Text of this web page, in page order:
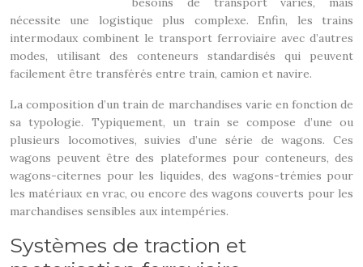
nécessite une logistique plus complexe. Enfin, les trains
intermodaux combinent le transport ferroviaire avec d’autres
modes, utilisant des conteneurs standardisés qui peuvent
facilement être transférés entre train, camion et navire.
La composition d’un train de marchandises varie en fonction de
sa typologie. Typiquement, un train se compose d’une ou
plusieurs locomotives, suivies d’une série de wagons. Ces
wagons peuvent être des plateformes pour conteneurs, des
wagons-citernes pour les liquides, des wagons-trémies pour
les matériaux en vrac, ou encore des wagons couverts pour les
marchandises sensibles aux intempéries.
Systèmes de traction et